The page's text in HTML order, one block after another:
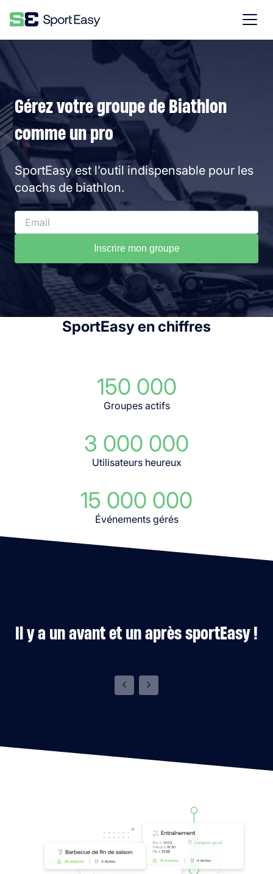
Gérez votre groupe de Biathlon
comme un pro
SportEasy est l’outil indispensable pour les
coachs de biathlon.
Inscrire mon groupe
SportEasy en chiffres
150 000
Groupes actifs
3 000 000
Utilisateurs heureux
15 000 000
Événements gérés
Il y a un avant et un après sportEasy !